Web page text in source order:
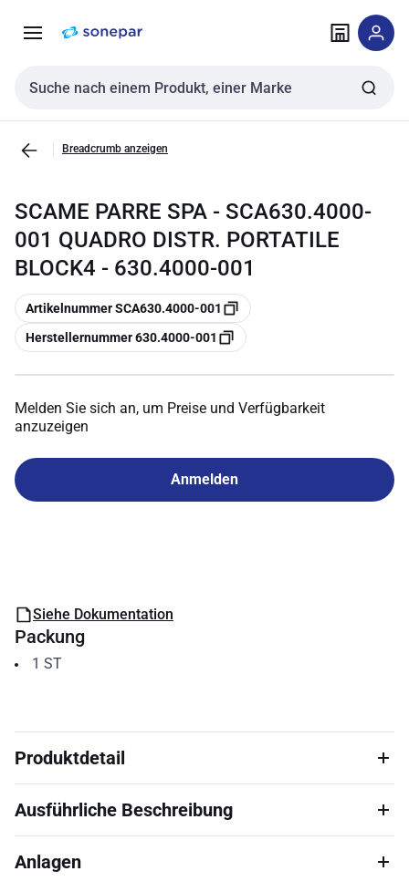
NavigationInhalt
Sucheingabe
Breadcrumb anzeigen
SCAME PARRE SPA - SCA630.4000-
001 QUADRO DISTR. PORTATILE
BLOCK4 - 630.4000-001
Kopieren
Artikelnummer SCA630.4000-001
Kopieren
Herstellernummer 630.4000-001
Melden Sie sich an, um Preise und Verfügbarkeit
anzuzeigen
Anmelden
Siehe Dokumentation
Packung
1 ST
Produktdetail
Ausführliche Beschreibung
Anlagen